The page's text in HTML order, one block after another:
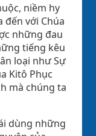
niềm hy
đến với Chúa
những đau
tiếng kêu
loại như Sự
Kitô Phục
mà chúng ta
dùng những